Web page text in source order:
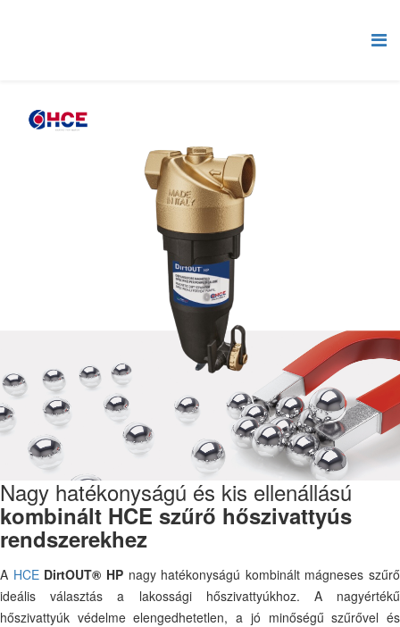
Nagy hatékonyságú és kis ellenállású
kombinált HCE szűrő hőszivattyús
rendszerekhez
A HCE DirtOUT® HPnagy hatékonyságú kombinált mágneses szűrő
ideális választás a lakossági hőszivattyúkhoz. A nagyértékű
hőszivattyúk védelme elengedhetetlen, a jó minőségű szűrővel és